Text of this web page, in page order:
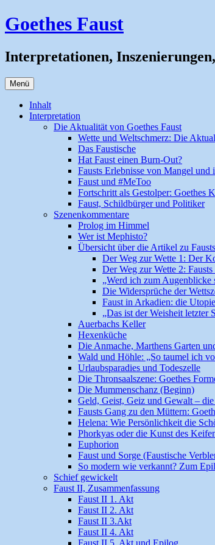
Zum
Inhalt
Goethes Faust
Interpretationen,
Menü
Inhalt
Interpretation
Die Aktualität von Goethes Faust
Wette und Weltschmerz: Die
Das Faustische
Hat Faust einen Burn-Out?
Fausts Erlebnisse von Mangel und
Faust und #MeToo
Fortschritt als Gestolper: Goethes
Faust, Schildbürger und Politiker
Szenenkommentare
Prolog im Himmel
Wer ist Mephisto?
Übersicht über die Artikel zu
Der Weg zur Wette 1: Der
Der Weg zur Wette 2:
„Werd ich zum Augenblicke
Die Widersprüche der
Faust in Arkadien: die
„Das ist der Weisheit letzter
Auerbachs Keller
Hexenküche
Die Anmache, Marthens Garten
Wald und Höhle: „So taumel ich
Urlaubsparadies und Todeszelle
Die Thronsaalszene: Goethes
Die Mummenschanz (Beginn)
Geld, Geist, Geiz und Gewalt –
Fausts Gang zu den Müttern:
Helena: Wie Persönlichkeit die
Phorkyas oder die Kunst des
Euphorion
Faust und Sorge (Faustische
So modern wie verkannt? Zum
Schief gewickelt
Faust II, Zusammenfassung
Faust II 1. Akt
Faust II 2. Akt
Faust II 3.Akt
Faust II 4. Akt
Faust II 5. Akt und Epilog